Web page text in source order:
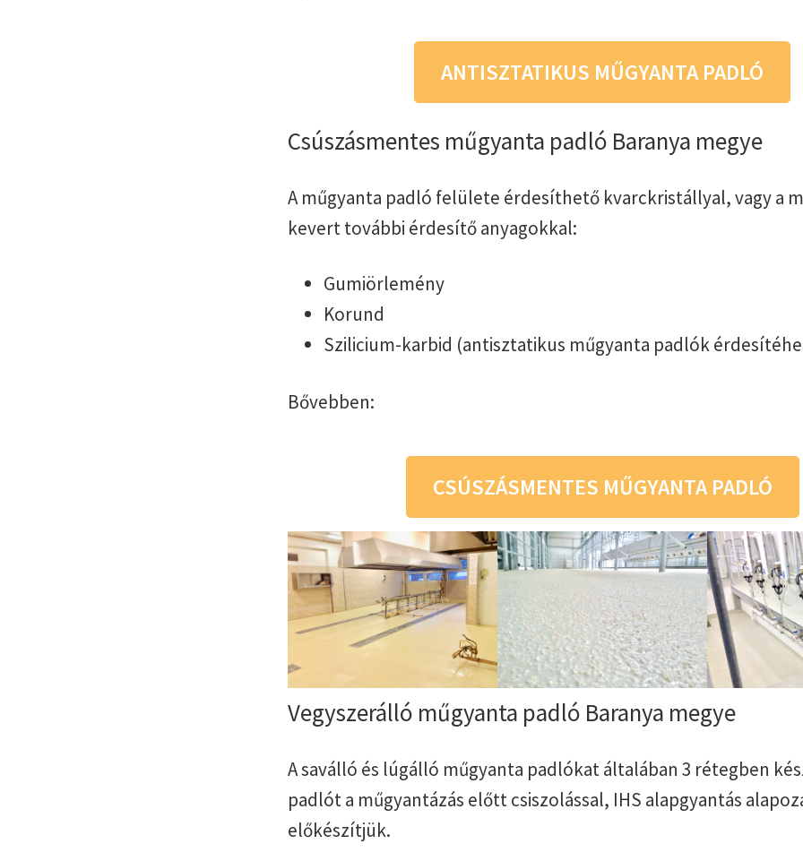
ANTISZTATIKUS MŰGYANTA PADLÓ
Csúszásmentes műgyanta padló Baranya megye
A műgyanta padló felülete érdesíthető kvarckristállyal, vagy a
kevert további érdesítő anyagokkal:
Gumiörlemény
Korund
Szilicium-karbid (antisztatikus műgyanta padlók
Bővebben:
CSÚSZÁSMENTES MŰGYANTA PADLÓ
Vegyszerálló műgyanta padló Baranya megye
A saválló és lúgálló műgyanta padlókat általában 3 rétegben
padlót a műgyantázás előtt csiszolással, IHS alapgyantás
előkészítjük.